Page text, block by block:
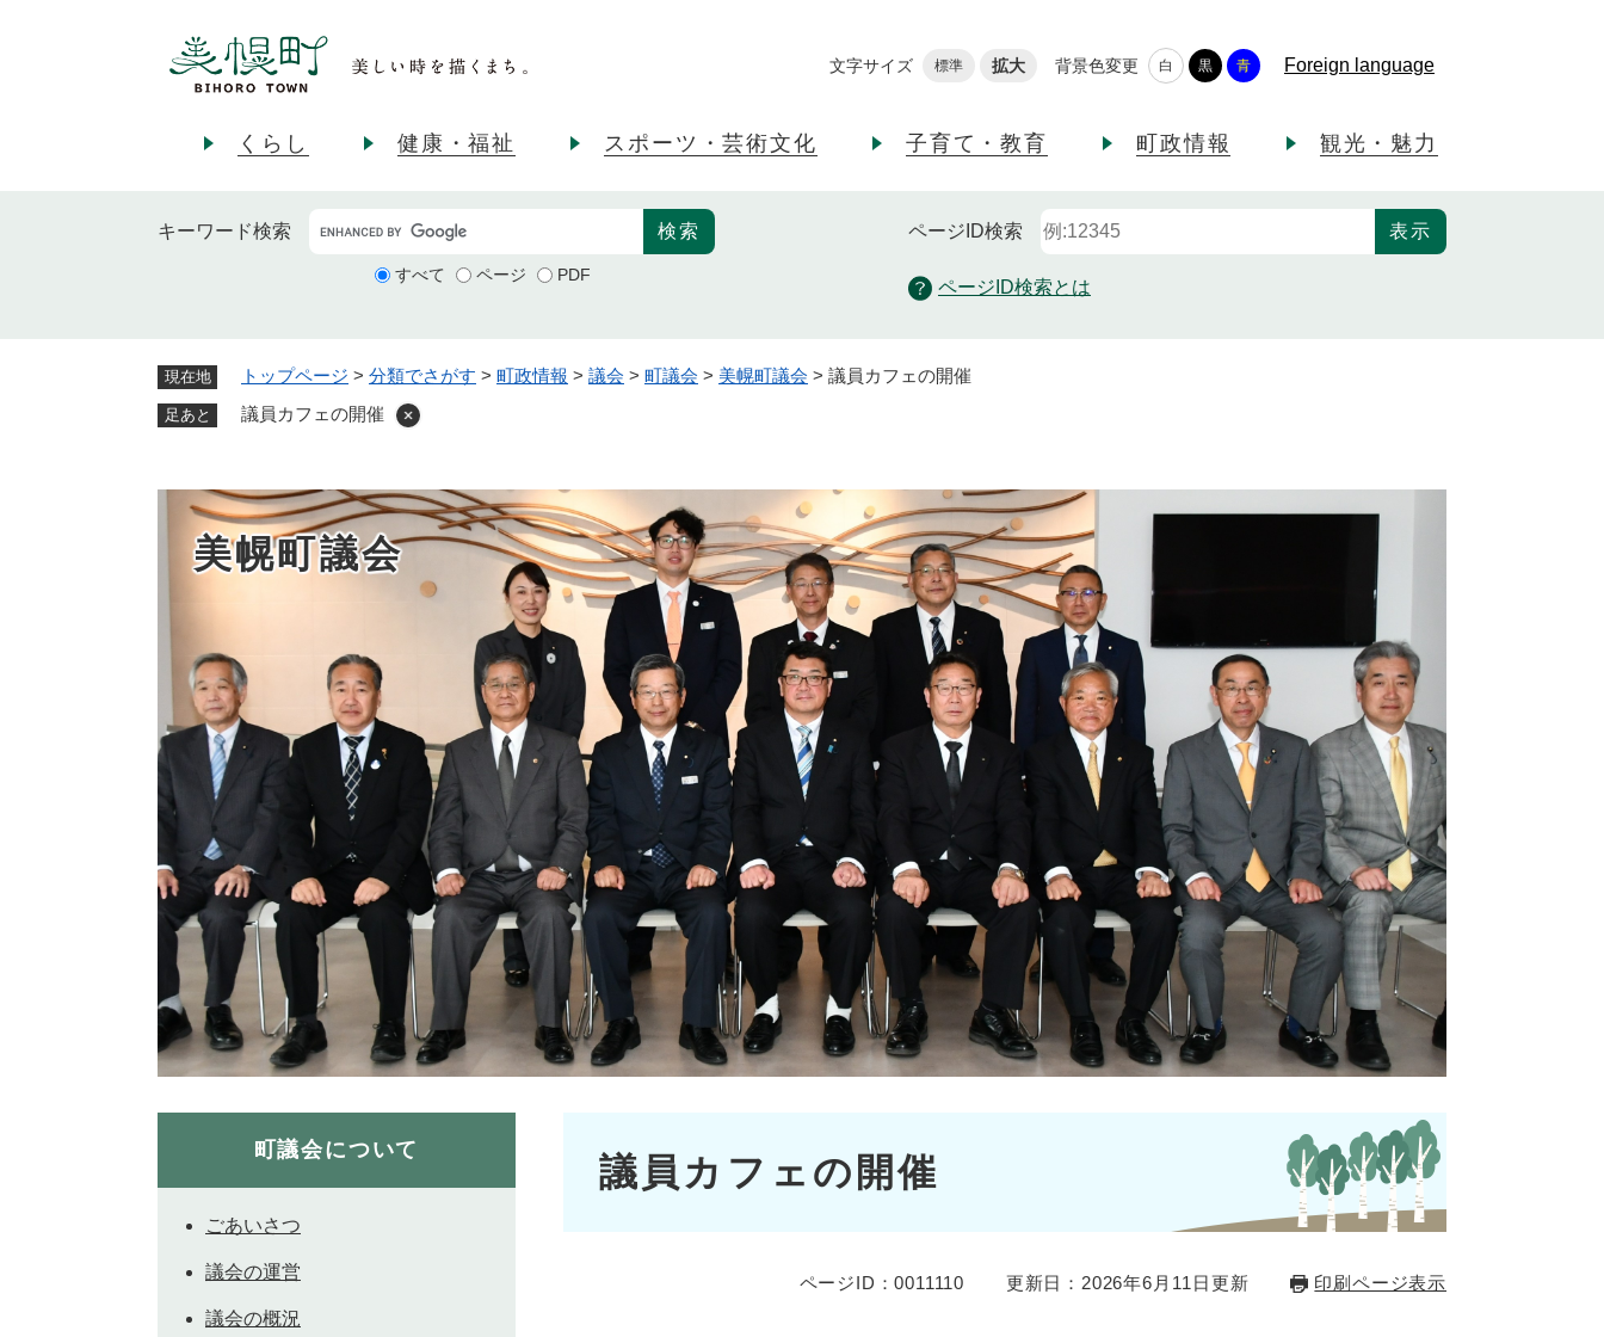
文字サイズ 標準 拡大 背景色変更 白 黒 青 Foreign language
くらし 健康・福祉 スポーツ・芸術文化 子育て・教育 町政情報 観光・魅力
キーワード検索
すべて ページ PDF
ページID検索
ページID検索とは
現在地 トップページ > 分類でさがす > 町政情報 > 議会 > 町議会 > 美幌町議会 > 議員カフェの開催
足あと 議員カフェの開催
美幌町議会
議員カフェの開催
ページID：0011110 更新日：2026年6月11日更新 印刷ページ表示
町議会について
ごあいさつ
議会の運営
議会の概況